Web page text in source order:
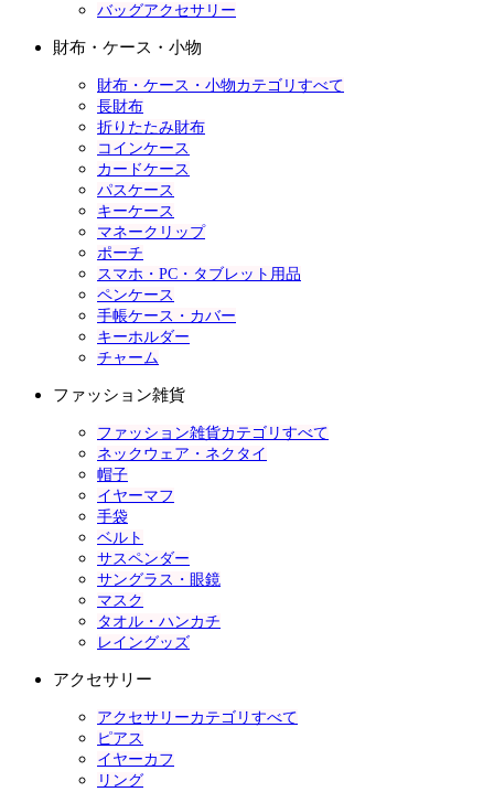
バッグアクセサリー
財布・ケース・小物
財布・ケース・小物カテゴリすべて
長財布
折りたたみ財布
コインケース
カードケース
パスケース
キーケース
マネークリップ
ポーチ
スマホ・PC・タブレット用品
ペンケース
手帳ケース・カバー
キーホルダー
チャーム
ファッション雑貨
ファッション雑貨カテゴリすべて
ネックウェア・ネクタイ
帽子
イヤーマフ
手袋
ベルト
サスペンダー
サングラス・眼鏡
マスク
タオル・ハンカチ
レイングッズ
アクセサリー
アクセサリーカテゴリすべて
ピアス
イヤーカフ
リング